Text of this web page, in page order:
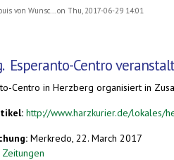
von Wunsc...on Thu, 2017-06-29 14:01
. Esperanto-Centro
Centro in Herzberg organisiert in
http://www.harzkurier.de/lokales/
Merkredo, 22. March 2017
Zeitungen